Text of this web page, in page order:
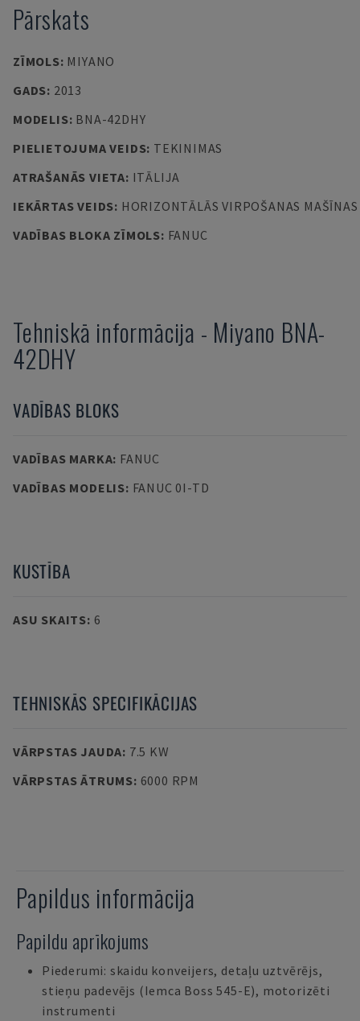
Pārskats
ZĪMOLS: MIYANO
GADS: 2013
MODELIS: BNA-42DHY
PIELIETOJUMA VEIDS: TEKINIMAS
ATRAŠANĀS VIETA: ITĀLIJA
IEKĀRTAS VEIDS: HORIZONTĀLĀS VIRPOŠANAS MAŠĪNAS
VADĪBAS BLOKA ZĪMOLS: FANUC
Tehniskā informācija - Miyano BNA-
42DHY
VADĪBAS BLOKS
VADĪBAS MARKA: FANUC
VADĪBAS MODELIS: FANUC 0I-TD
KUSTĪBA
ASU SKAITS: 6
TEHNISKĀS SPECIFIKĀCIJAS
VĀRPSTAS JAUDA: 7.5 KW
VĀRPSTAS ĀTRUMS: 6000 RPM
Papildus informācija
Papildu aprīkojums
Piederumi: skaidu konveijers, detaļu uztvērējs,
stieņu padevējs (Iemca Boss 545-E), motorizēti
instrumenti